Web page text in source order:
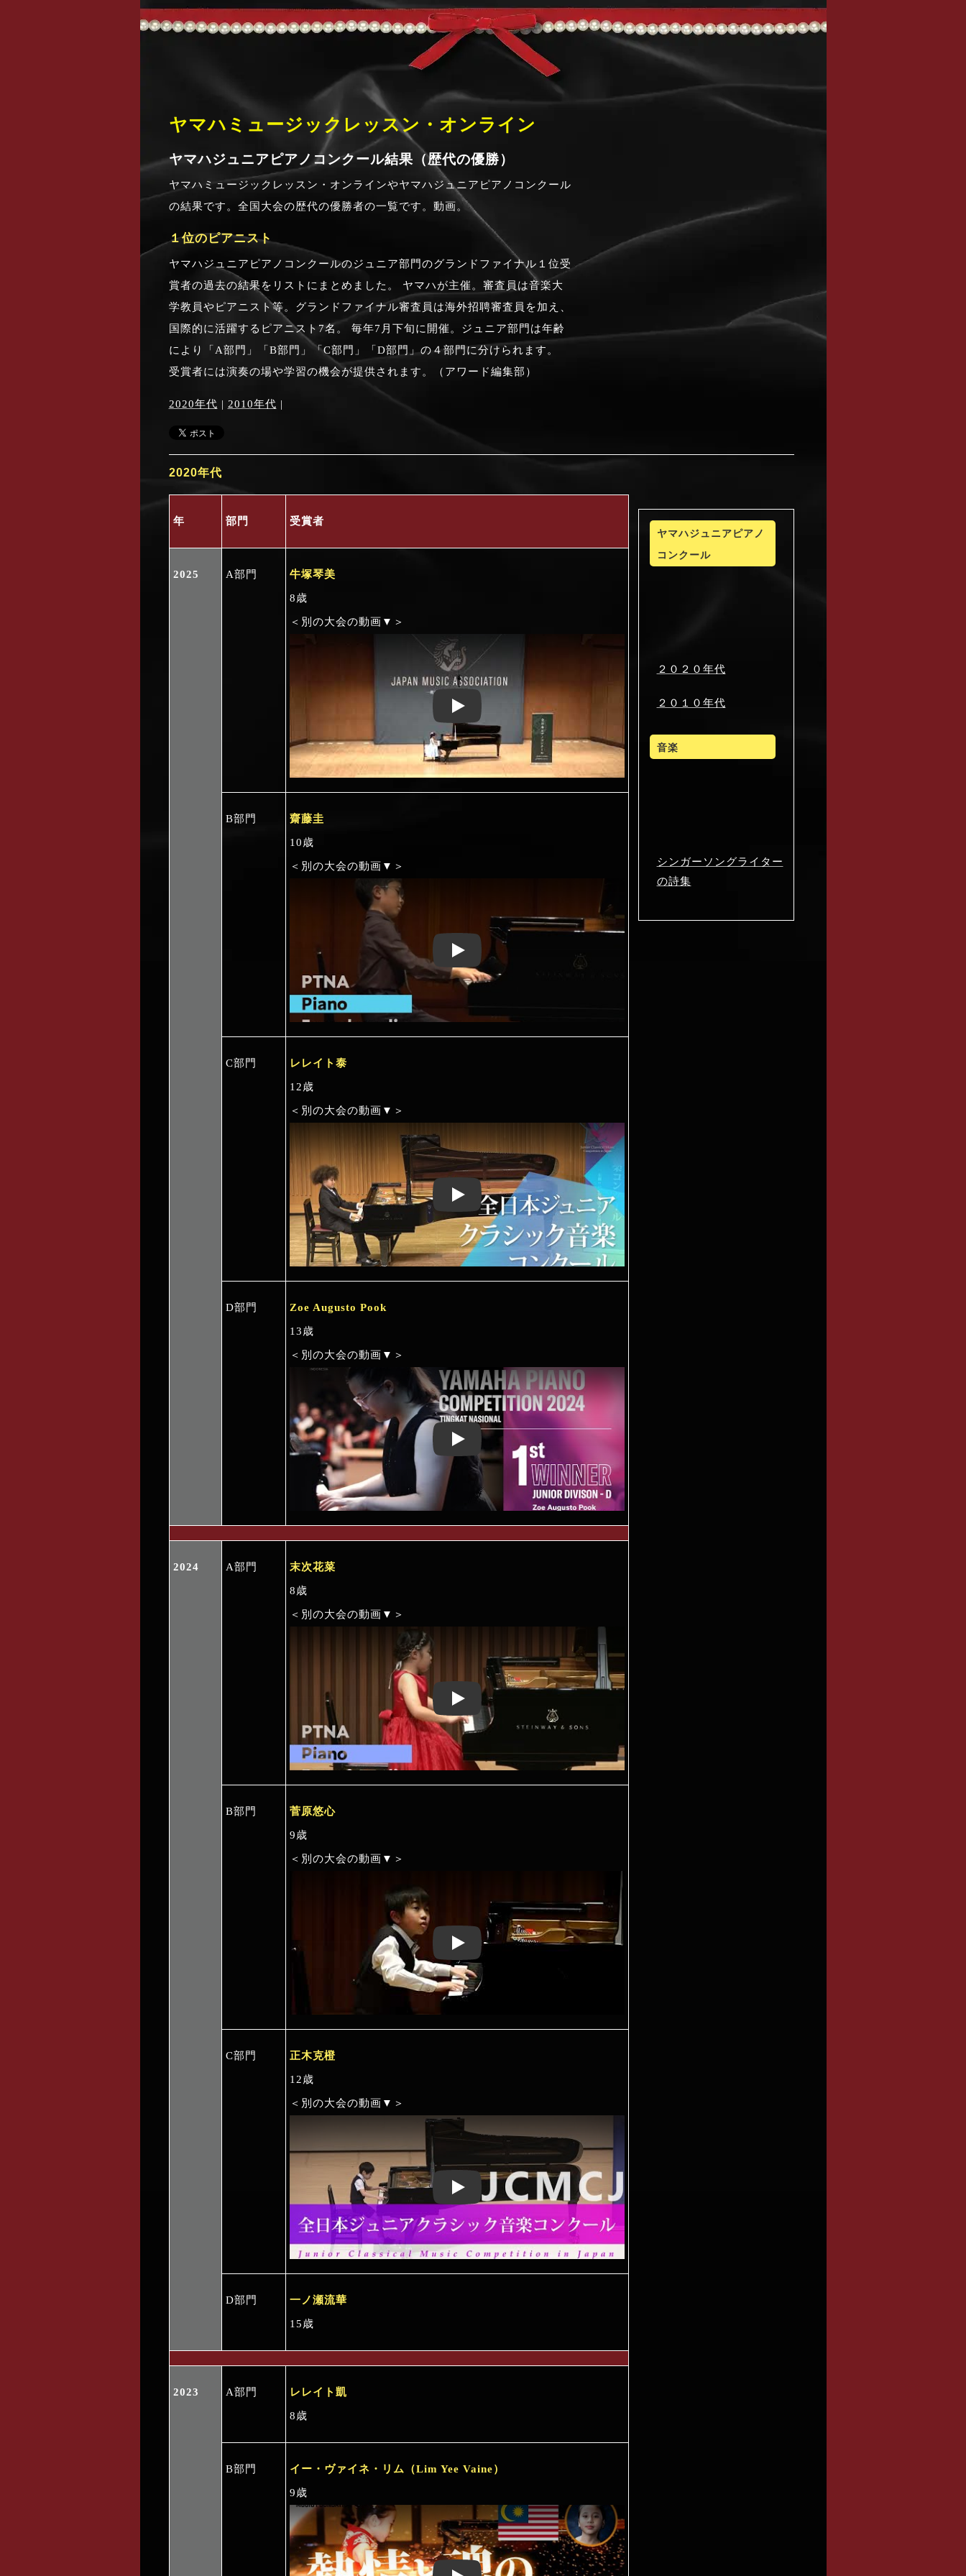
ヤマハミュージックレッスン・オンライン
ヤマハジュニアピアノコンクール結果（歴代の優勝）
ヤマハミュージックレッスン・オンラインやヤマハジュニアピアノコンクール
の結果です。全国大会の歴代の優勝者の一覧です。動画。
１位のピアニスト
ヤマハジュニアピアノコンクールのジュニア部門のグランドファイナル１位受
賞者の過去の結果をリストにまとめました。 ヤマハが主催。審査員は音楽大
学教員やピアニスト等。グランドファイナル審査員は海外招聘審査員を加え、
国際的に活躍するピアニスト7名。 毎年7月下旬に開催。ジュニア部門は年齢
により「A部門」「B部門」「C部門」「D部門」の４部門に分けられます。
受賞者には演奏の場や学習の機会が提供されます。（アワード編集部）
2020年代 | 2010年代 |
2020年代
年 部門 受賞者
2025 A部門 牛塚琴美
8歳
＜別の大会の動画▼＞
Play: Keynote (Google I/O '18)
B部門 齋藤圭
10歳
＜別の大会の動画▼＞
Play: Keynote (Google I/O '18)
C部門 レレイト泰
12歳
＜別の大会の動画▼＞
Play: Keynote (Google I/O '18)
D部門 Zoe Augusto Pook
13歳
＜別の大会の動画▼＞
Play: Keynote (Google I/O '18)
2024 A部門 末次花菜
8歳
＜別の大会の動画▼＞
Play: Keynote (Google I/O '18)
B部門 菅原悠心
9歳
＜別の大会の動画▼＞
Play: Keynote (Google I/O '18)
C部門 正木克橙
12歳
＜別の大会の動画▼＞
Play: Keynote (Google I/O '18)
D部門 一ノ瀬流華
15歳
2023 A部門 レレイト凱
8歳
B部門 イー・ヴァイネ・リム（Lim Yee Vaine）
9歳
ヤマハジュニアピアノ
コンクール
２０２０年代
２０１０年代
音楽
シンガーソングライター
の詩集